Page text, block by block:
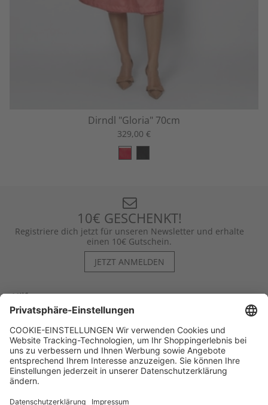
Dirndl "Gloria" 70cm
329,00 €
10€ GESCHENKT!
Registriere dich jetzt für unseren Newsletter und erhalte
einen 10€ Gutschein.
JETZT ANMELDEN
Hilfe
Kontakt
Kategorien